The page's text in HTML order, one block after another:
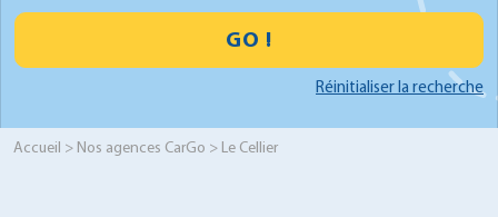
GO !
Réinitialiser la recherche
Accueil > Nos agences CarGo > Le Cellier